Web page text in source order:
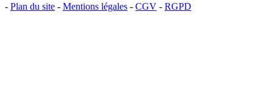
- Plan du site - Mentions légales - CGV - RGPD